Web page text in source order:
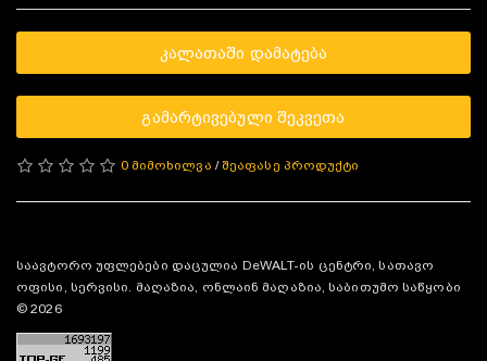
ᲙᲐᲚᲐᲗᲐᲨᲘ ᲓᲐᲛᲐᲢᲔᲑᲐ
ᲒᲐᲛᲐᲠᲢᲘᲕᲔᲑᲣᲚᲘ ᲨᲔᲙᲕᲔᲗᲐ
0 მიმოხილვა / შეაფასე პროდუქტი
საავტორო უფლებები დაცულია DeWALT-ის ცენტრი, სათავო
ოფისი, სერვისი. მაღაზია, ონლაინ მაღაზია, საბითუმო საწყობი
© 2026